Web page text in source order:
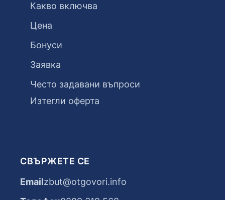
Какво включва
Цена
Бонуси
Заявка
Често задавани въпроси
Изтегли оферта
СВЪРЖЕТЕ СЕ
Emailzbut@otgovori.info